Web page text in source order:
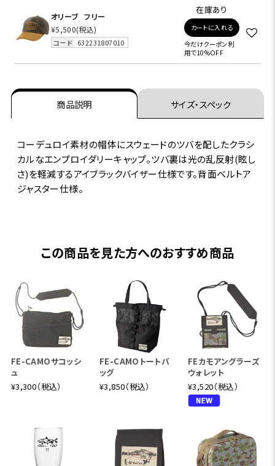
オリーブ フリー
¥5,500(税込)
コード 632231807010
在庫あり
カートに入れる
今だけクーポン利
用で10%OFF
商品説明 サイズ・スペック
コーデュロイ素材の帽体にスウェードのツバを配したクラシ
カルなエンプロイダリーキャップ。ツバ裏は光の乱反射(眩し
さ)を軽減するアイブラックバイザー仕様です。背面ベルトア
ジャスター仕様。
この商品を見た方へのおすすめ商品
FE-CAMOサコッシ
ュ
¥3,300（税込）
FE-CAMOトートバ
ッグ
¥3,850（税込）
FEカモアングラーズ
ウォレット
¥3,520（税込）